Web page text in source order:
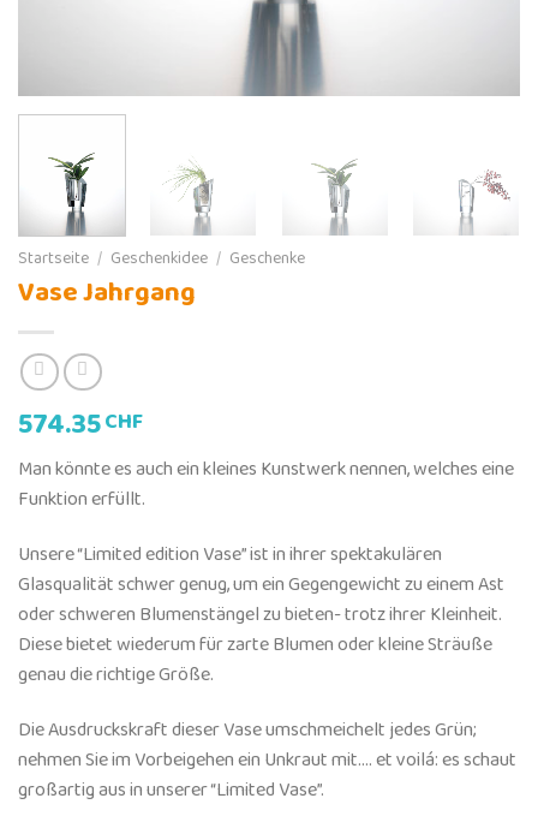
Startseite / Geschenkidee / Geschenke
Vase Jahrgang
574.35CHF
Man könnte es auch ein kleines Kunstwerk nennen, welches eine
Funktion erfüllt.
Unsere “Limited edition Vase” ist in ihrer spektakulären
Glasqualität schwer genug, um ein Gegengewicht zu einem Ast
oder schweren Blumenstängel zu bieten- trotz ihrer Kleinheit.
Diese bietet wiederum für zarte Blumen oder kleine Sträuße
genau die richtige Größe.
Die Ausdruckskraft dieser Vase umschmeichelt jedes Grün;
nehmen Sie im Vorbeigehen ein Unkraut mit…. et voilá: es schaut
großartig aus in unserer “Limited Vase”.